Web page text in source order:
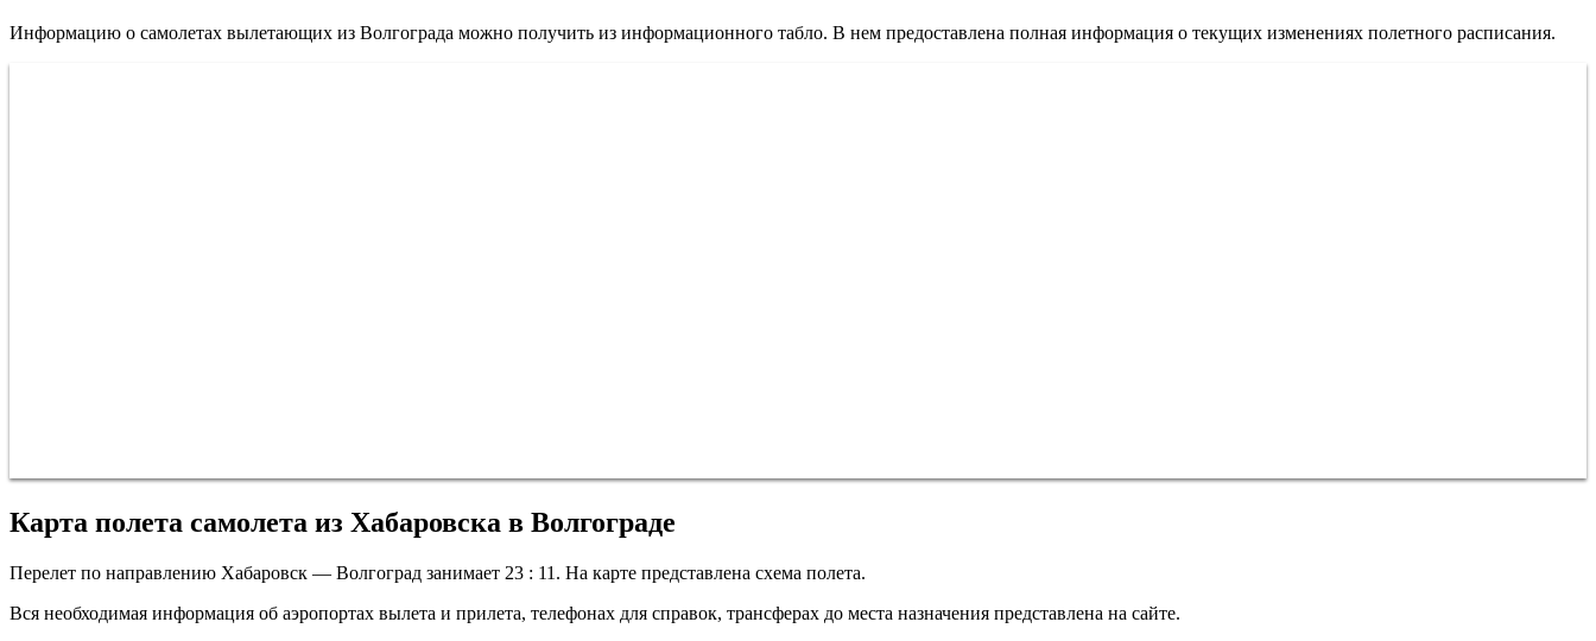
Информацию о самолетах вылетающих из Волгограда можно получить из информационного табло. В нем предоставлена полная информация о текущих изменениях полетного расписания.
Карта полета самолета из Хабаровска в Волгограде
Перелет по направлению Хабаровск — Волгоград занимает 23 : 11. На карте представлена схема полета.
Вся необходимая информация об аэропортах вылета и прилета, телефонах для справок, трансферах до места назначения представлена на сайте.